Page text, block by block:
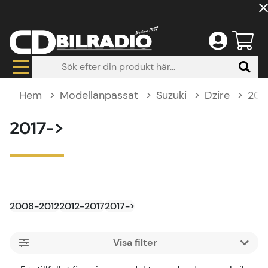
Hem Modellanpassat Suzuki Dzire
2017->
2008-20122012-20172017->
Filtrera